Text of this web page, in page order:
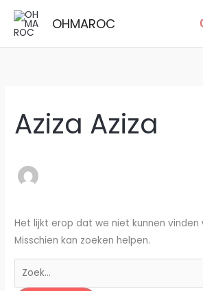
naar
OHMAROC
Aziza Aziza
Het lijkt erop dat we niet kunnen vinden
Misschien kan zoeken helpen.
Zoek
naar: